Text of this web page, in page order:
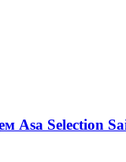
Asa Selection